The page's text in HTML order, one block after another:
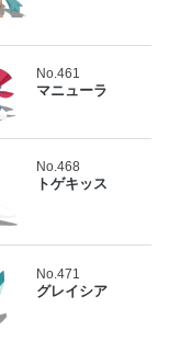
No.461
マニューラ
No.468
トゲキッス
No.471
グレイシア